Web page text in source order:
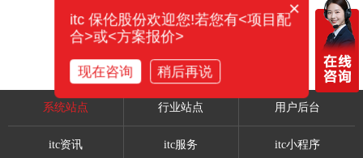
系统站点 行业站点 用户后台
itc资讯 itc服务 itc小程序
×
itc 保伦股份欢迎您!若您有<项目配
合>或<方案报价>
现在咨询 稍后再说